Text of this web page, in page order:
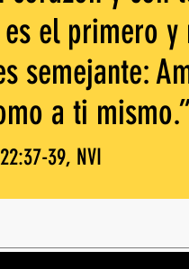
el primero y
semejante:
a ti
39, NVI